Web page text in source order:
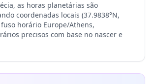
as horas planetárias são
coordenadas locais (37.9838°N,
fuso horário Europe/Athens,
precisos com base no nascer e